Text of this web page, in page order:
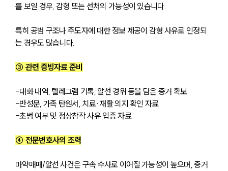
를 보일 경우, 감형 또는 선처의 가능성이 있습니다.
특히 공범 구조나 주도자에 대한 정보 제공이 감형 사유로 인정되
는 경우도 많습니다.
③ 관련 증빙자료 준비
-대화 내역, 텔레그램 기록, 알선 경위 등을 담은 증거 확보
-반성문, 가족 탄원서, 치료·재활 의지 확인 자료
-초범 여부 및 정상참작 사유 입증 자료
④ 전문변호사의 조력
마약매매/알선 사건은 구속 수사로 이어질 가능성이 높으며, 증거